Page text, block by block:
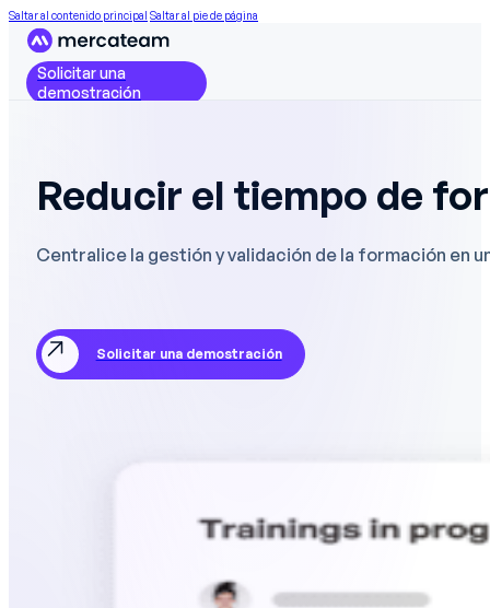
Saltar al contenido principal Saltar al pie de página
Solicitar una
demostración
Reducir el tiempo de
Centralice la gestión y validación de la formación en
Solicitar una demostración